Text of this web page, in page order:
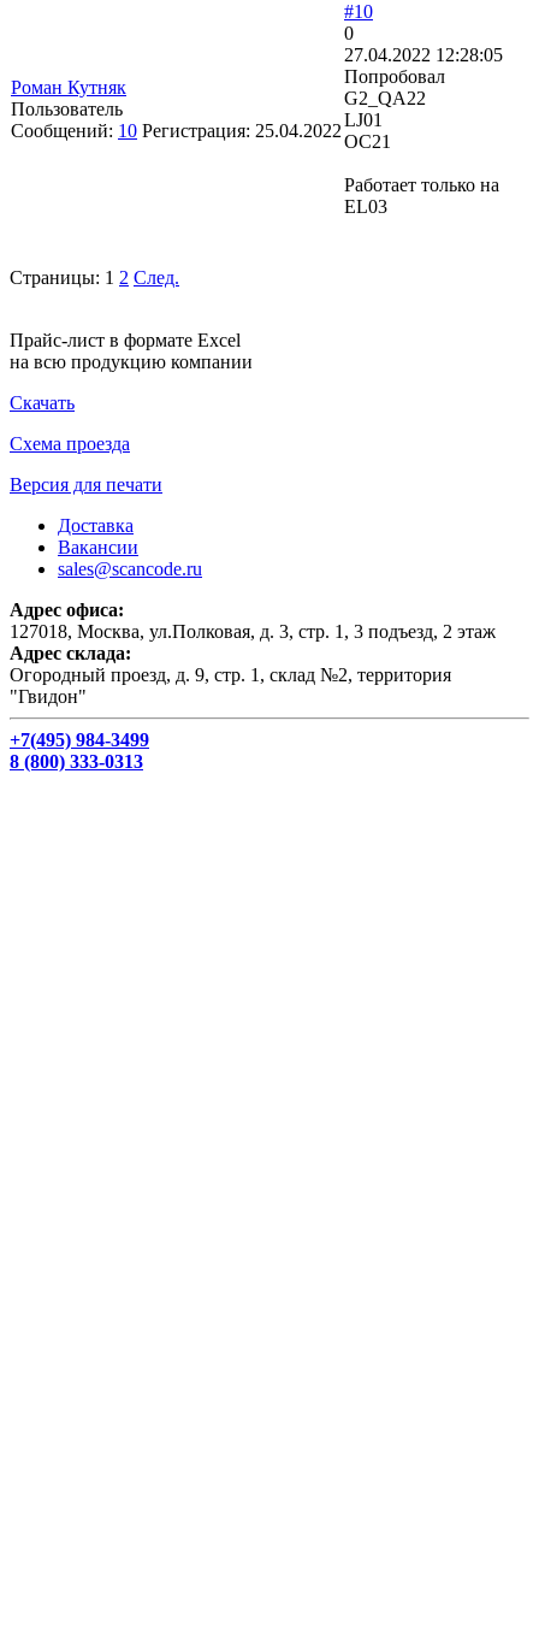
Роман Кутняк
Пользователь
Сообщений: 10 Регистрация: 25.04.2022
#10
0
27.04.2022 12:28:05
Попробовал
G2_QA22
LJ01
OC21
Работает только на
EL03
Страницы: 1 2 След.
Прайс-лист в формате Excel
на всю продукцию компании
Скачать
Схема проезда
Версия для печати
Доставка
Вакансии
sales@scancode.ru
Адрес офиса:
127018, Москва, ул.Полковая, д. 3, стр. 1, 3 подъезд, 2 этаж
Адрес склада:
Огородный проезд, д. 9, стр. 1, склад №2, территория
"Гвидон"
+7(495) 984-3499
8 (800) 333-0313